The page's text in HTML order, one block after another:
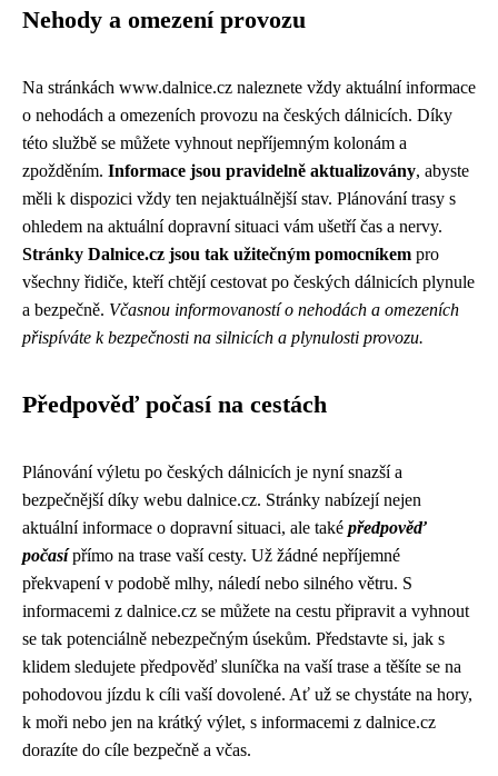
Nehody a omezení provozu
Na stránkách www.dalnice.cz naleznete vždy aktuální informace
o nehodách a omezeních provozu na českých dálnicích. Díky
této službě se můžete vyhnout nepříjemným kolonám a
zpožděním. Informace jsou pravidelně aktualizovány, abyste
měli k dispozici vždy ten nejaktuálnější stav. Plánování trasy s
ohledem na aktuální dopravní situaci vám ušetří čas a nervy.
Stránky Dalnice.cz jsou tak užitečným pomocníkem pro
všechny řidiče, kteří chtějí cestovat po českých dálnicích plynule
a bezpečně. Včasnou informovaností o nehodách a omezeních
přispíváte k bezpečnosti na silnicích a plynulosti provozu.
Předpověď počasí na cestách
Plánování výletu po českých dálnicích je nyní snazší a
bezpečnější díky webu dalnice.cz. Stránky nabízejí nejen
aktuální informace o dopravní situaci, ale také předpověď
počasípřímo na trase vaší cesty. Už žádné nepříjemné
překvapení v podobě mlhy, náledí nebo silného větru. S
informacemi z dalnice.cz se můžete na cestu připravit a vyhnout
se tak potenciálně nebezpečným úsekům. Představte si, jak s
klidem sledujete předpověď sluníčka na vaší trase a těšíte se na
pohodovou jízdu k cíli vaší dovolené. Ať už se chystáte na hory,
k moři nebo jen na krátký výlet, s informacemi z dalnice.cz
dorazíte do cíle bezpečně a včas.